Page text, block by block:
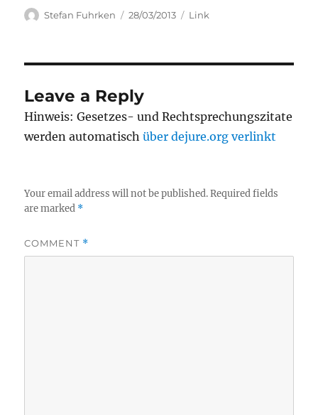
Author
Stefan Fuhrken
Posted
28/03/2013 Categories
Link
Leave a Reply
Hinweis: Gesetzes- und Rechtsprechungszitate
werden automatischüber dejure.org verlinkt
Your email address will not be published. Required fields
are marked *
COMMENT *